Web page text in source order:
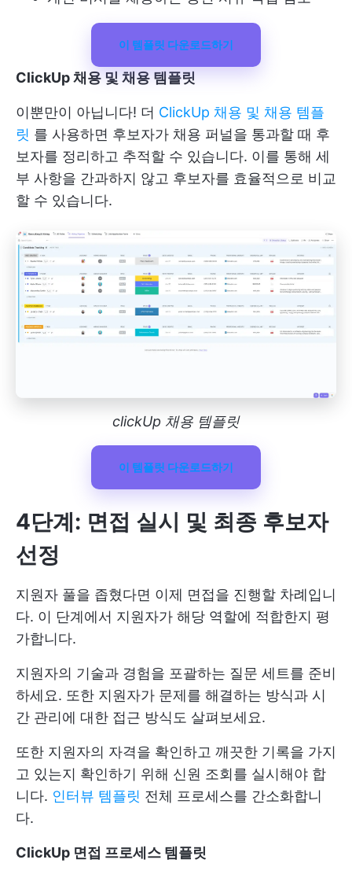
이 템플릿 다운로드하기
ClickUp 채용 및 채용 템플릿
이뿐만이 아닙니다! 더 ClickUp 채용 및 채용 템플
릿 를 사용하면 후보자가 채용 퍼널을 통과할 때 후
보자를 정리하고 추적할 수 있습니다. 이를 통해 세
부 사항을 간과하지 않고 후보자를 효율적으로 비교
할 수 있습니다.
clickUp 채용 템플릿
이 템플릿 다운로드하기
4단계: 면접 실시 및 최종 후보자
선정
지원자 풀을 좁혔다면 이제 면접을 진행할 차례입니
다. 이 단계에서 지원자가 해당 역할에 적합한지 평
가합니다.
지원자의 기술과 경험을 포괄하는 질문 세트를 준비
하세요. 또한 지원자가 문제를 해결하는 방식과 시
간 관리에 대한 접근 방식도 살펴보세요.
또한 지원자의 자격을 확인하고 깨끗한 기록을 가지
고 있는지 확인하기 위해 신원 조회를 실시해야 합
니다. 인터뷰 템플릿 전체 프로세스를 간소화합니
다.
ClickUp 면접 프로세스 템플릿